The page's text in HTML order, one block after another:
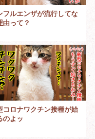
フルエンザが流行してな
由って？
コロナワクチン接種が始
のよッ